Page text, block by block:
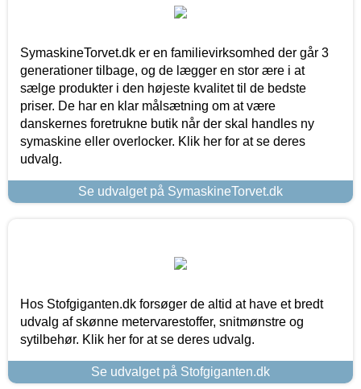
SymaskineTorvet.dk er en familievirksomhed der går 3
generationer tilbage, og de lægger en stor ære i at
sælge produkter i den højeste kvalitet til de bedste
priser. De har en klar målsætning om at være
danskernes foretrukne butik når der skal handles ny
symaskine eller overlocker. Klik her for at se deres
udvalg.
Se udvalget på SymaskineTorvet.dk
Hos Stofgiganten.dk forsøger de altid at have et bredt
udvalg af skønne metervarestoffer, snitmønstre og
sytilbehør. Klik her for at se deres udvalg.
Se udvalget på Stofgiganten.dk